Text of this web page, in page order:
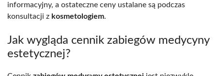
informacyjny, a ostateczne ceny ustalane są podczas
konsultacji z kosmetologiem.
Jak wygląda cennik zabiegów medycyny
estetycznej?